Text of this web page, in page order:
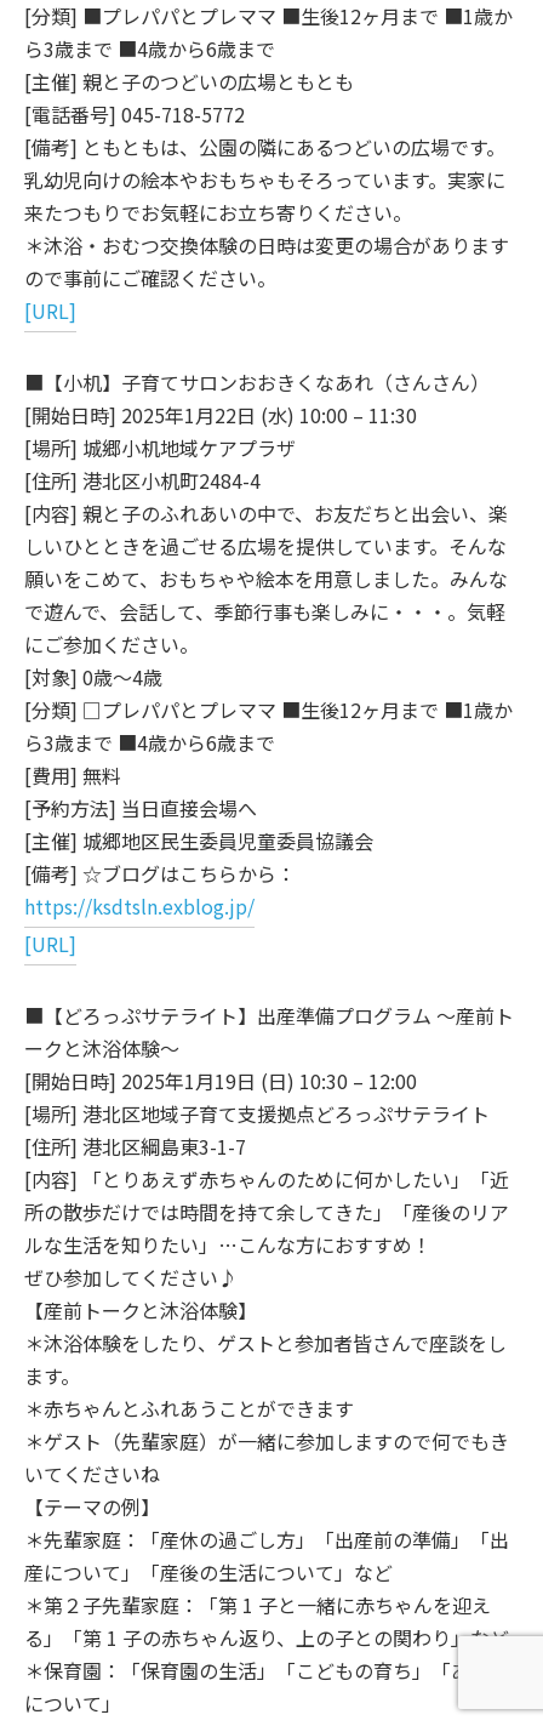
[分類] ■プレパパとプレママ ■生後12ヶ月まで ■1歳か
ら3歳まで ■4歳から6歳まで
[主催] 親と子のつどいの広場ともとも
[電話番号] 045-718-5772
[備考] ともともは、公園の隣にあるつどいの広場です。
乳幼児向けの絵本やおもちゃもそろっています。実家に
来たつもりでお気軽にお立ち寄りください。
＊沐浴・おむつ交換体験の日時は変更の場合があります
ので事前にご確認ください。
[URL]
■【小机】子育てサロンおおきくなあれ（さんさん）
[開始日時] 2025年1月22日 (水) 10:00 – 11:30
[場所] 城郷小机地域ケアプラザ
[住所] 港北区小机町2484-4
[内容] 親と子のふれあいの中で、お友だちと出会い、楽
しいひとときを過ごせる広場を提供しています。そんな
願いをこめて、おもちゃや絵本を用意しました。みんな
で遊んで、会話して、季節行事も楽しみに・・・。気軽
にご参加ください。
[対象] 0歳～4歳
[分類] □プレパパとプレママ ■生後12ヶ月まで ■1歳か
ら3歳まで ■4歳から6歳まで
[費用] 無料
[予約方法] 当日直接会場へ
[主催] 城郷地区民生委員児童委員協議会
[備考] ☆ブログはこちらから：
https://ksdtsln.exblog.jp/
[URL]
■【どろっぷサテライト】出産準備プログラム ～産前ト
ークと沐浴体験～
[開始日時] 2025年1月19日 (日) 10:30 – 12:00
[場所] 港北区地域子育て支援拠点どろっぷサテライト
[住所] 港北区綱島東3-1-7
[内容] 「とりあえず赤ちゃんのために何かしたい」「近
所の散歩だけでは時間を持て余してきた」「産後のリア
ルな生活を知りたい」…こんな方におすすめ！
ぜひ参加してください♪
【産前トークと沐浴体験】
＊沐浴体験をしたり、ゲストと参加者皆さんで座談をし
ます。
＊赤ちゃんとふれあうことができます
＊ゲスト（先輩家庭）が一緒に参加しますので何でもき
いてくださいね
【テーマの例】
＊先輩家庭：「産休の過ごし方」「出産前の準備」「出
産について」「産後の生活について」など
＊第２子先輩家庭：「第 1 子と一緒に赤ちゃんを迎え
る」「第 1 子の赤ちゃん返り、上の子との関わり」など
＊保育園：「保育園の生活」「こどもの育ち」「あそび
について」